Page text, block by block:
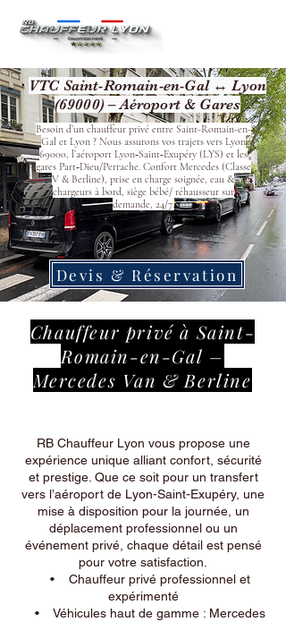
VTC Saint-Romain-en-Gal ↔ Lyon
(69000) – Aéroport & Gares
Besoin d’un chauffeur privé entre Saint-Romain-en-
Gal et Lyon ? Nous assurons vos trajets vers Lyon
69000, l’aéroport Lyon‑Saint‑Exupéry (LYS) et les
gares Part‑Dieu/Perrache. Confort Mercedes (Classe
V & Berline), prise en charge soignée, eau &
chargeurs à bord, siège bébé/ réhausseur sur
demande, 24/7.
Devis & Réservation
Chauffeur privé à Saint-
Romain-en-Gal –
Mercedes Van & Berline
RB Chauffeur Lyon vous propose une
expérience unique alliant confort, sécurité
et prestige. Que ce soit pour un transfert
vers l’aéroport de Lyon-Saint-Exupéry, une
mise à disposition pour la journée, un
déplacement professionnel ou un
événement privé, chaque détail est pensé
pour votre satisfaction.
• Chauffeur privé professionnel et
expérimenté
• Véhicules haut de gamme : Mercedes